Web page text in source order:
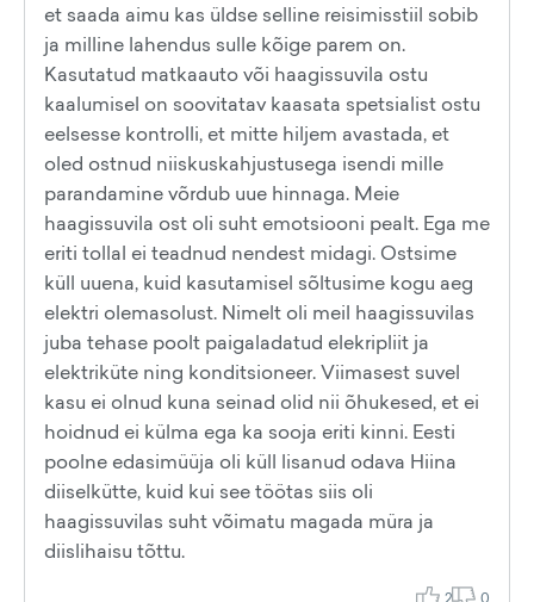
et saada aimu kas üldse selline reisimisstiil sobib
ja milline lahendus sulle kõige parem on.
Kasutatud matkaauto või haagissuvila ostu
kaalumisel on soovitatav kaasata spetsialist ostu
eelsesse kontrolli, et mitte hiljem avastada, et
oled ostnud niiskuskahjustusega isendi mille
parandamine võrdub uue hinnaga. Meie
haagissuvila ost oli suht emotsiooni pealt. Ega me
eriti tollal ei teadnud nendest midagi. Ostsime
küll uuena, kuid kasutamisel sõltusime kogu aeg
elektri olemasolust. Nimelt oli meil haagissuvilas
juba tehase poolt paigaladatud elekripliit ja
elektriküte ning konditsioneer. Viimasest suvel
kasu ei olnud kuna seinad olid nii õhukesed, et ei
hoidnud ei külma ega ka sooja eriti kinni. Eesti
poolne edasimüüja oli küll lisanud odava Hiina
diiselkütte, kuid kui see töötas siis oli
haagissuvilas suht võimatu magada müra ja
diislihaisu tõttu.
2 0